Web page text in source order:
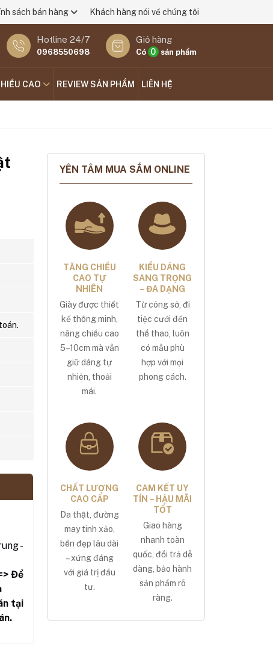
sách bán hàng Khách hàng nói về chúng tôi
Giỏ hàng
Có 0 sản phẩm
Hotline 24/7
0968550698
CAO REVIEW SẢN PHẨM LIÊN HỆ
-
Để
tại
YÊN TÂM MUA SẮM ONLINE
TĂNG CHIỀU
CAO TỰ
NHIÊN
Giày được thiết
kế thông minh,
nâng chiều cao
5–10cm mà vẫn
giữ dáng tự
nhiên, thoải
mái.
KIỂU DÁNG
SANG TRỌNG
– ĐA DẠNG
Từ công sở, đi
tiệc cưới đến
thể thao, luôn
có mẫu phù
hợp với mọi
phong cách.
CHẤT LƯỢNG
CAO CẤP
Da thật, đường
may tinh xảo,
bền đẹp lâu dài
– xứng đáng
với giá trị đầu
tư.
CAM KẾT UY
TÍN – HẬU MÃI
TỐT
Giao hàng
nhanh toàn
quốc, đổi trả dễ
dàng, bảo hành
sản phẩm rõ
ràng.